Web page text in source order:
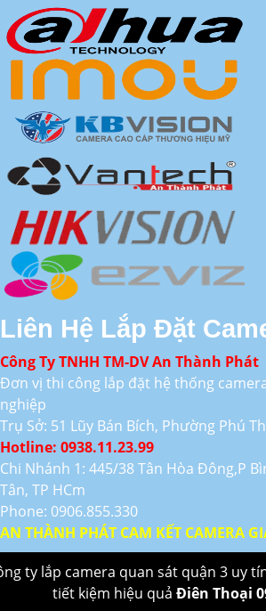
Liên Hệ Lắp Đặt
Công Ty TNHH TM-DV An Thành Phát
Đơn vị thi công lắp đặt hệ thống
nghiệp
Trụ Sở: 51 Lũy Bán Bích, Phường Phú
Hotline: 0938.11.23.99
Chi Nhánh 1: 445/38 Tân Hòa Đông,P
Tân, TP HCm
Phone: 0906.855.330
AN THÀNH PHÁT CAM KẾT CAMERA
ty lắp camera quan sát quận 3 uy
tiết kiệm hiệu quả Điên Thoại